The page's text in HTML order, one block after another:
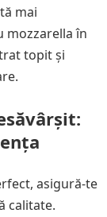
mai
mozzarella în
topit și
asigură-te
calitate.